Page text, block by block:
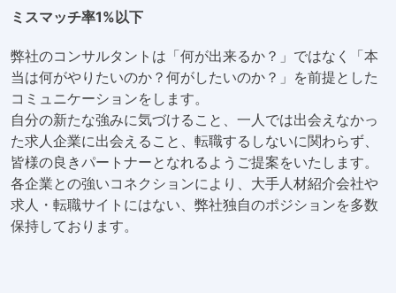
ミスマッチ率1%以下
弊社のコンサルタントは「何が出来るか？」ではなく「本
当は何がやりたいのか？何がしたいのか？」を前提とした
コミュニケーションをします。
自分の新たな強みに気づけること、一人では出会えなかっ
た求人企業に出会えること、転職するしないに関わらず、
皆様の良きパートナーとなれるようご提案をいたします。
各企業との強いコネクションにより、大手人材紹介会社や
求人・転職サイトにはない、弊社独自のポジションを多数
保持しております。